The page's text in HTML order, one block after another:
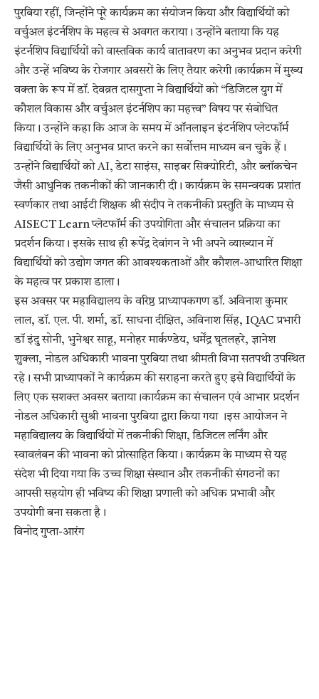
पुरबिया रहीं, जिन्होंने पूरे कार्यक्रम का संयोजन किया और विद्यार्थियों को
वर्चुअल इंटर्नशिप के महत्व से अवगत कराया। उन्होंने बताया कि यह
इंटर्नशिप विद्यार्थियों को वास्तविक कार्य वातावरण का अनुभव प्रदान करेगी
और उन्हें भविष्य के रोजगार अवसरों के लिए तैयार करेगी।कार्यक्रम में मुख्य
वक्ता के रूप में डॉ. देवव्रत दासगुप्ता ने विद्यार्थियों को “डिजिटल युग में
कौशल विकास और वर्चुअल इंटर्नशिप का महत्त्व” विषय पर संबोधित
किया। उन्होंने कहा कि आज के समय में ऑनलाइन इंटर्नशिप प्लेटफॉर्म
विद्यार्थियों के लिए अनुभव प्राप्त करने का सर्वोत्तम माध्यम बन चुके हैं।
उन्होंने विद्यार्थियों को AI, डेटा साइंस, साइबर सिक्योरिटी, और ब्लॉकचेन
जैसी आधुनिक तकनीकों की जानकारी दी। कार्यक्रम के समन्वयक प्रशांत
स्वर्णकार तथा आईटी शिक्षक श्री संदीप ने तकनीकी प्रस्तुति के माध्यम से
AISECT Learn प्लेटफॉर्म की उपयोगिता और संचालन प्रक्रिया का
प्रदर्शन किया। इसके साथ ही रूपेंद्र देवांगन ने भी अपने व्याख्यान में
विद्यार्थियों को उद्योग जगत की आवश्यकताओं और कौशल-आधारित शिक्षा
के महत्व पर प्रकाश डाला।
इस अवसर पर महाविद्यालय के वरिष्ठ प्राध्यापकगण डॉ. अविनाश कुमार
लाल, डॉ. एल. पी. शर्मा, डॉ. साधना दीक्षित, अविनाश सिंह, IQAC प्रभारी
डॉ इंदु सोनी, भुनेश्वर साहू, मनोहर मार्कण्डेय, धर्मेंद्र घृतलहरे, ज्ञानेश
शुक्ला, नोडल अधिकारी भावना पुरबिया तथा श्रीमती विभा सतपथी उपस्थित
रहे। सभी प्राध्यापकों ने कार्यक्रम की सराहना करते हुए इसे विद्यार्थियों के
लिए एक सशक्त अवसर बताया।कार्यक्रम का संचालन एवं आभार प्रदर्शन
नोडल अधिकारी सुश्री भावना पुरबिया द्वारा किया गया ।इस आयोजन ने
महाविद्यालय के विद्यार्थियों में तकनीकी शिक्षा, डिजिटल लर्निंग और
स्वावलंबन की भावना को प्रोत्साहित किया। कार्यक्रम के माध्यम से यह
संदेश भी दिया गया कि उच्च शिक्षा संस्थान और तकनीकी संगठनों का
आपसी सहयोग ही भविष्य की शिक्षा प्रणाली को अधिक प्रभावी और
उपयोगी बना सकता है।
विनोद गुप्ता-आरंग